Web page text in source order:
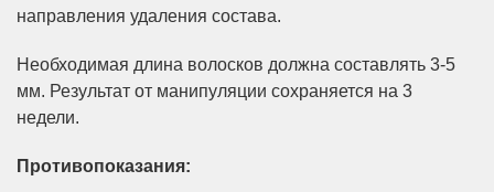
направления удаления состава.
Необходимая длина волосков должна составлять 3-5
мм. Результат от манипуляции сохраняется на 3
недели.
Противопоказания: